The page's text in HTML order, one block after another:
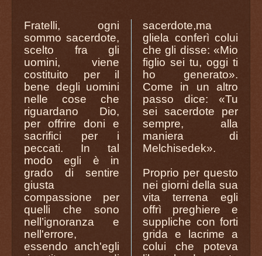
Fratelli, ogni
sommo sacerdote,
scelto fra gli
uomini, viene
costituito per il
bene degli uomini
nelle cose che
riguardano Dio,
per offrire doni e
sacrifici per i
peccati. In tal
modo egli è in
grado di sentire
giusta
compassione per
quelli che sono
nell’ignoranza e
nell'errore,
essendo anch'egli
sacerdote,ma
gliela conferì colui
che gli disse: «Mio
figlio sei tu, oggi ti
ho generato».
Come in un altro
passo dice: «Tu
sei sacerdote per
sempre, alla
maniera di
Melchisedek».
Proprio per questo
nei giorni della sua
vita terrena egli
offrì preghiere e
suppliche con forti
grida e lacrime a
colui che poteva